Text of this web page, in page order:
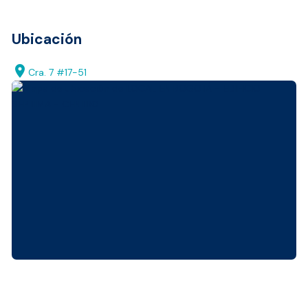
Ubicación
location_on Cra. 7 #17-51